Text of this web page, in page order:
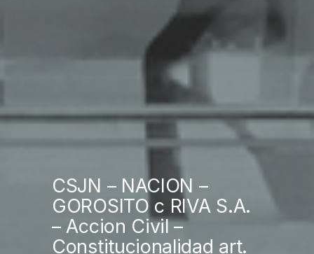
CSJN – NACION –
GOROSITO c RIVA S.A.
– Accion Civil –
Constitucionalidad art.